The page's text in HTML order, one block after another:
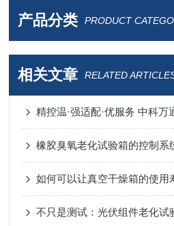
产品分类 PRODUCT
相关文章 RELATED
橡胶臭氧老化试验箱的控制系
如何可以让真空干燥箱的使用
不只是测试：光伏组件老化试